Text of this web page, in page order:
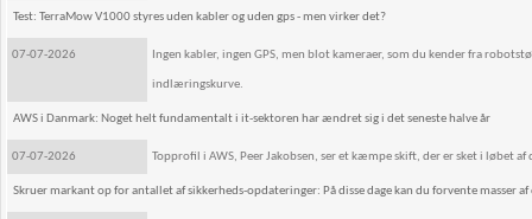
Test: TerraMow V1000 styres uden kabler og uden gps - men virker det?
07-07-2026 Ingen kabler, ingen GPS, men blot kameraer, som du kender fra
indlæringskurve.
AWS i Danmark: Noget helt fundamentalt i it-sektoren har ændret sig i det seneste halve år
07-07-2026 Topprofil i AWS, Peer Jakobsen, ser et kæmpe skift, der er sket i løbet af
Skruer markant op for antallet af sikkerheds-opdateringer: På disse dage kan du forvente masser af